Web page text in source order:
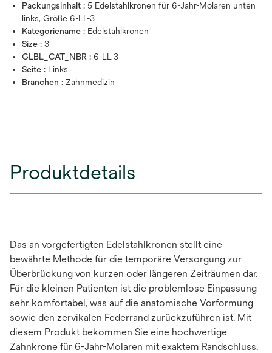
Packungsinhalt : 5 Edelstahlkronen für 6-Jahr-Molaren unten
links, Größe 6-LL-3
Kategoriename : Edelstahlkronen
Size : 3
GLBL_CAT_NBR : 6-LL-3
Seite : Links
Branchen : Zahnmedizin
Produktdetails
Das an vorgefertigten Edelstahlkronen stellt eine
bewährte Methode für die temporäre Versorgung zur
Überbrückung von kurzen oder längeren Zeiträumen dar.
Für die kleinen Patienten ist die problemlose Einpassung
sehr komfortabel, was auf die anatomische Vorformung
sowie den zervikalen Federrand zurückzuführen ist. Mit
diesem Produkt bekommen Sie eine hochwertige
Zahnkrone für 6-Jahr-Molaren mit exaktem Randschluss.